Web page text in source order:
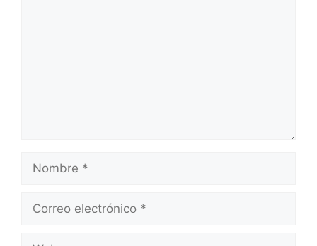
Nombre
Correo
Web